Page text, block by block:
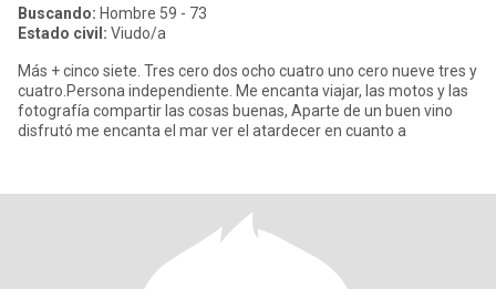
Buscando: Hombre 59 - 73
Estado civil: Viudo/a
Más + cinco siete. Tres cero dos ocho cuatro uno cero nueve tres y
cuatro.Persona independiente. Me encanta viajar, las motos y las
fotografía compartir las cosas buenas, Aparte de un buen vino
disfrutó me encanta el mar ver el atardecer en cuanto a